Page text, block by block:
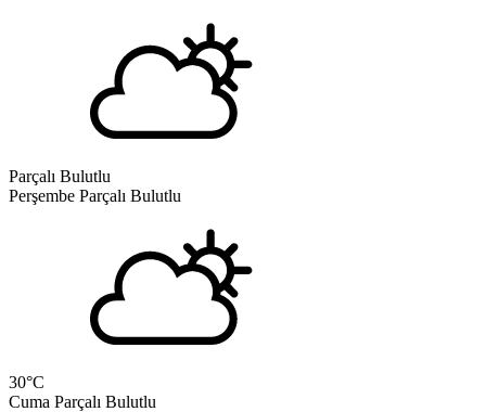
Parçalı Bulutlu
Perşembe Parçalı Bulutlu
30°C
Cuma Parçalı Bulutlu